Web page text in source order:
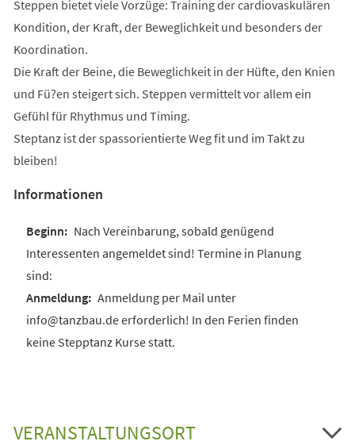
Steppen bietet viele Vorzüge: Training der cardiovaskulären
Kondition, der Kraft, der Beweglichkeit und besonders der
Koordination.
Die Kraft der Beine, die Beweglichkeit in der Hüfte, den Knien
und Fü?en steigert sich. Steppen vermittelt vor allem ein
Gefühl für Rhythmus und Timing.
Steptanz ist der spassorientierte Weg fit und im Takt zu
bleiben!
Informationen
Nach Vereinbarung, sobald genügend
Interessenten angemeldet sind! Termine in Planung
sind:
Anmeldung per Mail unter
info@tanzbau.de erforderlich! In den Ferien finden
keine Stepptanz Kurse statt.
VERANSTALTUNGSORT